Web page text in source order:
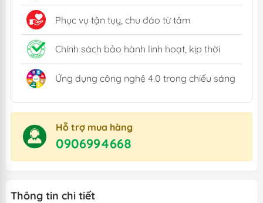
Phục vụ tận tụy, chu đáo từ tâm
Chính sách bảo hành linh hoạt, kịp thời
Ứng dụng công nghệ 4.0 trong chiếu sáng
Hỗ trợ mua hàng
0906994668
Thông tin chi tiết